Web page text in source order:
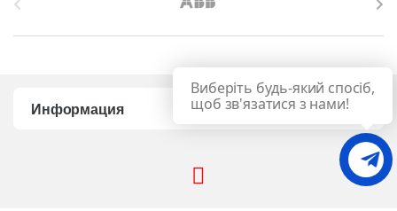
Информация
Виберіть будь-який спосіб,
щоб зв'язатися з нами!